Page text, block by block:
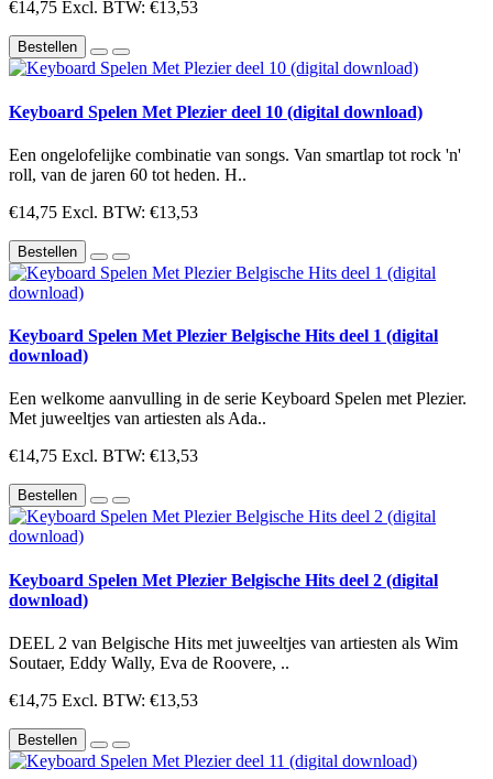
€14,75 Excl. BTW: €13,53
Bestellen
Keyboard Spelen Met Plezier deel 10 (digital download)
Een ongelofelijke combinatie van songs. Van smartlap tot rock 'n'
roll, van de jaren 60 tot heden. H..
€14,75 Excl. BTW: €13,53
Bestellen
Keyboard Spelen Met Plezier Belgische Hits deel 1 (digital
download)
Een welkome aanvulling in de serie Keyboard Spelen met Plezier.
Met juweeltjes van artiesten als Ada..
€14,75 Excl. BTW: €13,53
Bestellen
Keyboard Spelen Met Plezier Belgische Hits deel 2 (digital
download)
DEEL 2 van Belgische Hits met juweeltjes van artiesten als Wim
Soutaer, Eddy Wally, Eva de Roovere, ..
€14,75 Excl. BTW: €13,53
Bestellen